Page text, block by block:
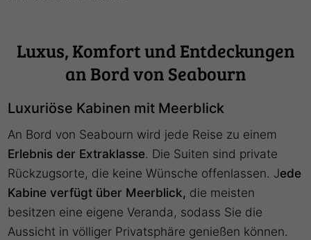
Luxus, Komfort und Entdeckungen
an Bord von Seabourn
Luxuriöse Kabinen mit Meerblick
An Bord von Seabourn wird jede Reise zu einem
Erlebnis der Extraklasse. Die Suiten sind private
Rückzugsorte, die keine Wünsche offenlassen. Jede
Kabine verfügt über Meerblick, die meisten
besitzen eine eigene Veranda, sodass Sie die
Aussicht in völliger Privatsphäre genießen können.